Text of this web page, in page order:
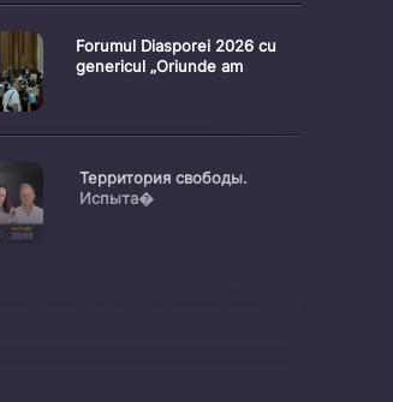
Forumul Diasporei 2026 cu
genericul „Oriunde am
Территория свободы.
Испыта�